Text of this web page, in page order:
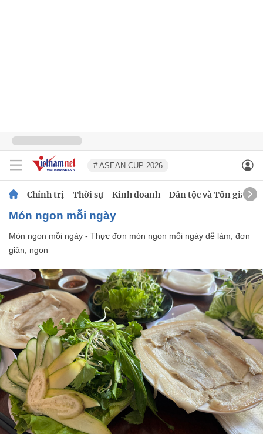
# ASEAN CUP 2026
Chính trị Thời sự Kinh doanh Dân tộc và Tôn giáo
Món ngon mỗi ngày
Món ngon mỗi ngày - Thực đơn món ngon mỗi ngày dễ làm, đơn
giản, ngon